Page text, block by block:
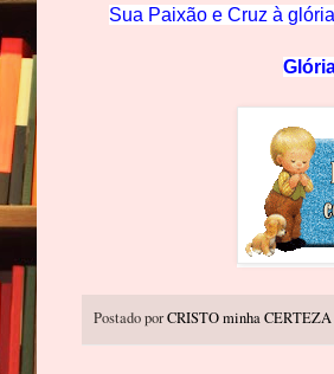
Sua Paixão e Cruz à
Postado porCRISTO minha CERTEZA